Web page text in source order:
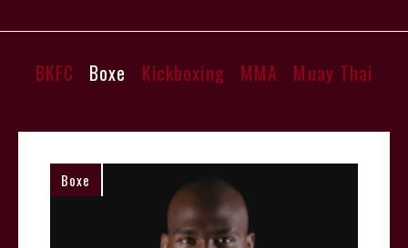
BKFC Boxe Kickboxing MMA Muay Thai
Boxe